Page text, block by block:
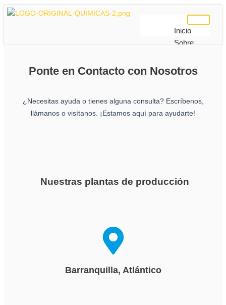
Inicio
Sobre
Productos
X
Ponte en Contacto con Nosotros
¿Necesitas ayuda o tienes alguna consulta? Escríbenos,
llámanos o visítanos. ¡Estamos aquí para ayudarte!
Nuestras plantas de producción
Barranquilla, Atlántico